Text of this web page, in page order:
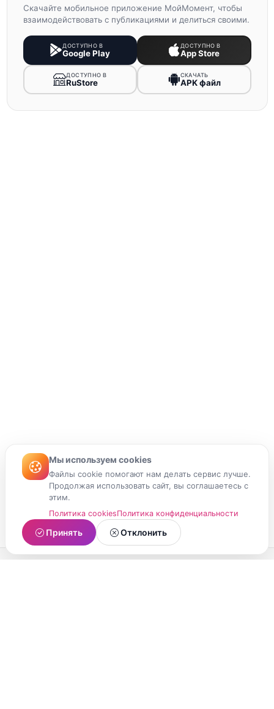
Скачайте мобильное приложение МойМомент, чтобы
взаимодействовать с публикациями и делиться своими.
ДОСТУПНО В
Google Play
ДОСТУПНО В
App Store
ДОСТУПНО В
RuStore
СКАЧАТЬ
APK файл
Мы используем cookies
Файлы cookie помогают нам делать сервис лучше.
Продолжая использовать сайт, вы соглашаетесь с
этим.
Политика cookiesПолитика конфиденциальности
Принять Отклонить